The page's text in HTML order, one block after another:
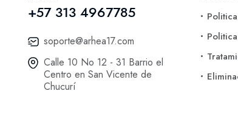
+57 313 4967785
soporte@arhea17.com
Calle 10 No 12 - 31 Barrio el
Centro en San Vicente de
Chucurí